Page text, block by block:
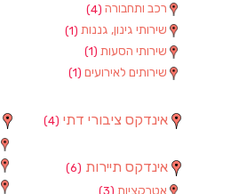
רכב ותחבורה (4)
שירותי גינון, גננות (1)
שירותי הסעות (1)
שירותים לאירועים (1)
אינדקס ציבורי דתי (4)
אינדקס תיירות (6)
אטרקציות (3)